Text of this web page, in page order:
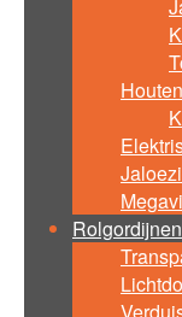
Rolgordijnen